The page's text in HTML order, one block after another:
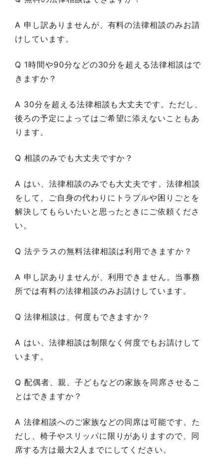
A 申し訳ありませんが、有料の法律相談のみお請
けしています。
Q 1時間や90分などの30分を超える法律相談はで
きますか？
A 30分を超える法律相談も大丈夫です。ただし、
後ろの予定によってはご希望に添えないこともあ
ります。
Q 相談のみでも大丈夫ですか？
A はい、法律相談のみでも大丈夫です。法律相談
をして、ご自身の代わりにトラブルや困りごとを
解決してもらいたいと思ったときにご依頼くださ
い。
Q 法テラスの無料法律相談は利用できますか？
A 申し訳ありませんが、利用できません。当事務
所では有料の法律相談のみお請けしています。
Q 法律相談は、何度もできますか？
A はい、法律相談は制限なく何度でもお請けして
います。
Q 配偶者、親、子どもなどの家族を同席させるこ
とはできますか？
A 法律相談へのご家族などの同席は可能です。た
だし、椅子やスリッパに限りがありますので、同
席する方は最大2人までにしてください。